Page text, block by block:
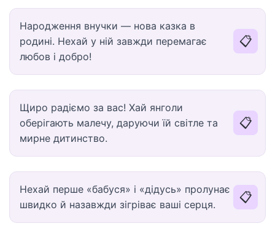
Народження внучки — нова казка в
родині. Нехай у ній завжди перемагає
любов і добро!
📋
Щиро радіємо за вас! Хай янголи
оберігають малечу, даруючи їй світле та
мирне дитинство.
📋
Нехай перше «бабуся» і «дідусь» пролунає
швидко й назавжди зігріває ваші серця.
📋